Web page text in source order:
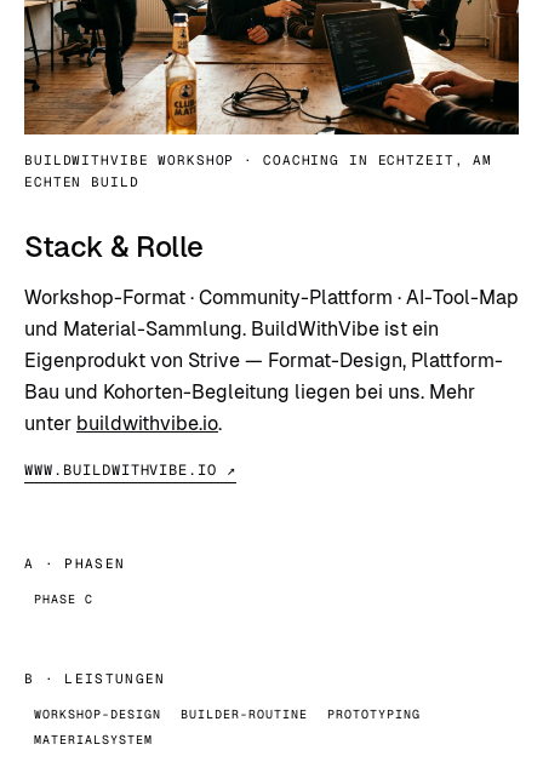
BUILDWITHVIBE WORKSHOP · COACHING IN ECHTZEIT, AM
ECHTEN BUILD
Stack & Rolle
Workshop-Format · Community-Plattform · AI-Tool-Map
und Material-Sammlung. BuildWithVibe ist ein
Eigenprodukt von Strive — Format-Design, Plattform-
Bau und Kohorten-Begleitung liegen bei uns. Mehr
unter buildwithvibe.io.
WWW.BUILDWITHVIBE.IO ↗
A · PHASEN
PHASE C
B · LEISTUNGEN
WORKSHOP-DESIGN BUILDER-ROUTINE
PROTOTYPING
MATERIALSYSTEM